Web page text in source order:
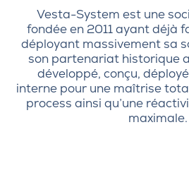
Vesta-System est une
fondée en 2011 ayant déjà
déployant massivement sa
son partenariat historique
développé, conçu,
interne pour une maîtrise
process ainsi qu’une
maximale.